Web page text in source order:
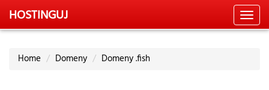
HOSTINGUJ
Home Domeny Domeny .fish